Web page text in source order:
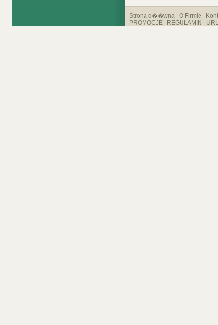
Strona g��wna O Firmie
PROMOCJE
REGULAMIN